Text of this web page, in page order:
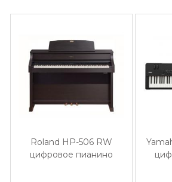
Roland HP-506 RW
цифровое пианино